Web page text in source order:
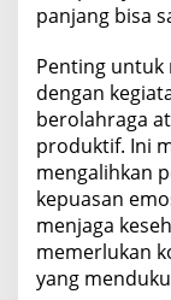
panjang bisa
Penting untuk
dengan
berolahraga
produktif. Ini
mengalihkan
kepuasan
menjaga
memerlukan
yang